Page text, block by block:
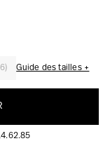
Guide des tailles +